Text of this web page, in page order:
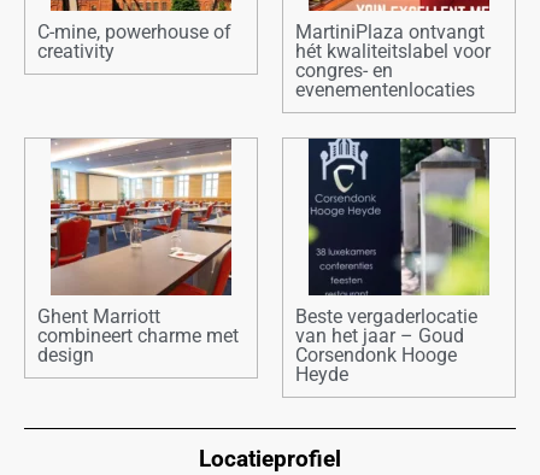
C-mine, powerhouse of
creativity
MartiniPlaza ontvangt
hét kwaliteitslabel voor
congres- en
evenementenlocaties
Ghent Marriott
combineert charme met
design
Beste vergaderlocatie
van het jaar – Goud
Corsendonk Hooge
Heyde
Locatieprofiel